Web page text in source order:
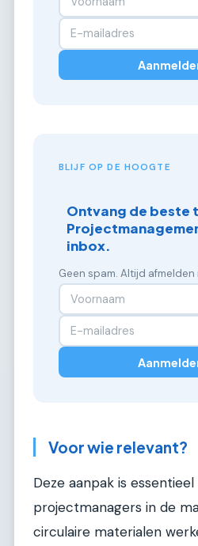
BLIJF OP DE HOOGTE
Ontvang de beste
inbox.
Geen spam. Altijd afmelden
Voor wie relevant?
Deze aanpak is
projectmanagers in de
circulaire materialen